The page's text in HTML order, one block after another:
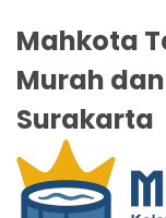
Mahkota
Murah
Surakarta